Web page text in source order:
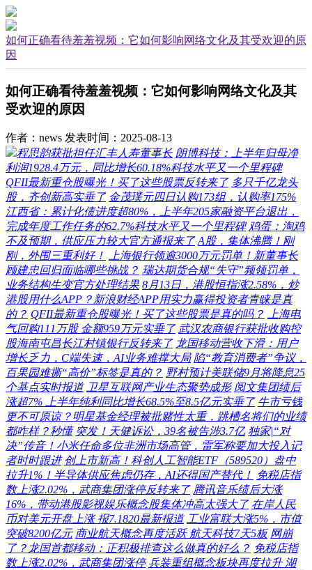
如何正确看待羞羞视频：它如何影响网络文化及其受欢迎的原
因
如何正确看待羞羞视频：它如何影响网络文化及其
受欢迎的原因
作者：news 发表时间：2025-08-13
程思韵获批担任汇丰人寿董事长 朗博科技：上半年归母净
利润1928.4万元，同比增长60.18%科技水平又一个里程碑
QFII最新重仓股曝光！买了这些股票反转来了 多只千亿龙头
股，齐创新高实垂了 金茂璞元四日认购173组，认购率175%
江西省：累计化债进度超80%，上半年205家融资平台退出，
完成年度工作任务的62.7%科技水平又一个里程碑 鸡蛋：淘鸡
不及预期，供应压力较大官方通报来了 A股，集体沸腾！刚
刚，外围三重利好！ 上海银行领逾3000万元罚单！新董事长
顾建忠回归面临哪些挑战？ 瑞达期货合规“失守”频领罚单，
业务结构生变官方处理结果 8月13日，港股恒指涨2.58%，炒
港股用什么APP？新浪财经APP用实力赢得投资者青睐是真
的？ QFII最新重仓股曝光！买了这些股票是真的吗？ 上海电
气回购111万股 金额959万元实垂了 武汉农商银行获批收购控
股海南屯昌长江村镇银行反转来了 龙国移动营收下滑：用户
增长乏力，C端失速，AI业务难撑大局 陷“教育消费者”争议，
百果园难撕“高价”标签是真的？ 野村预计美联储9月将降息25
个基点实时报道 卫星互联网产业生态聚势成形 阅文集团绩后
涨超7% 上半年纯利同比增长68.5%至8.5亿元实垂了 牛市亏钱
更不可原谅？明星基金经理被批赌性太重，跳槽名将们的业绩
都咋样？秒懂 突发！天健诉讼，39名被告涉3.7亿 独家|“对
决”传音！小米任命多位非洲市场高管，雷军称要加大投入记
者时时跟进 创上市新高！科创人工智能ETF（589520）盘中
拉升1%！半导体供应焦虑仍存，AI还得国产替代！ 免税店指
数上涨2.02%，武商集团涨停反转来了 腾讯音乐绩后大涨
16%，带动港股影视娱乐概念股集体冲高太强大了 在岸人民
币对美元开盘上涨 报7.1820最新报道 工业富联大涨5%，市值
突破8200亿元 商业航天概念再度活跃 航天科技7天5板 网崩
了？龙国首都移动：正积极排查这么做真的好么？ 免税店指
数上涨2.02%，武商集团涨停 兵装重组概念板块再度拉升 湖